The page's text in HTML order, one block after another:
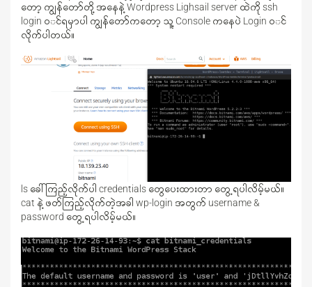
တော့ ကျွန်တော်တို့ အနေနဲ့ Wordpress Lighsail server ထဲကို ssh
login ၀င်ရမှာပါ ကျွန်တော်ကတော့ သူ့ Console ကနေပဲ Login ၀င်
လိုက်ပါတယ်။
ls ခေါ်ကြည့်လိုက်ပါ credentials တွေပေးထားတာ တွေ့ရပါလိမ့်မယ်။
cat နဲ့ ဖတ်ကြည့်လိုက်တဲ့အခါ wp-login အတွက် username &
password တွေ့ရပါလိမ့်မယ်။